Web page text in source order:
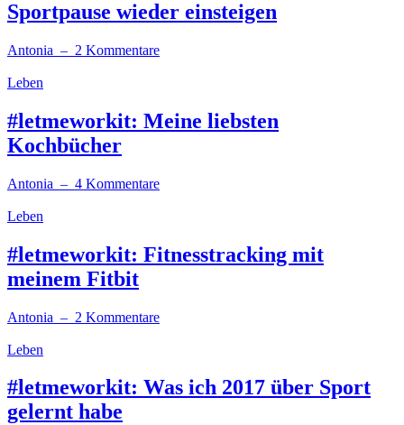
Sportpause wieder einsteigen
Antonia – 2 Kommentare
Leben
#letmeworkit: Meine liebsten
Kochbücher
Antonia – 4 Kommentare
Leben
#letmeworkit: Fitnesstracking mit
meinem Fitbit
Antonia – 2 Kommentare
Leben
#letmeworkit: Was ich 2017 über Sport
gelernt habe